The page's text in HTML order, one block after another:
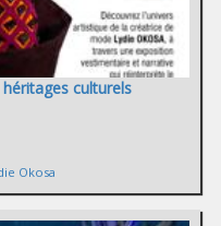
culturels
Okosa